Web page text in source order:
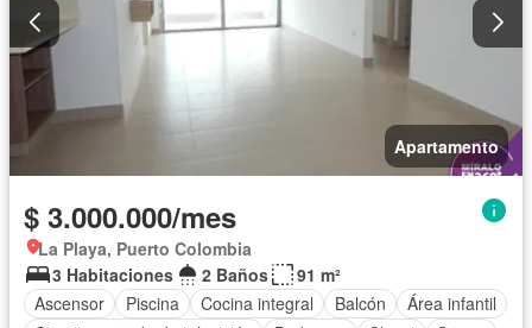
Apartamento
$ 3.000.000/mes
La Playa, Puerto Colombia
3 Habitaciones
2 Baños
91 m²
Ascensor
Piscina Cocina integral Balcón
Área infantil